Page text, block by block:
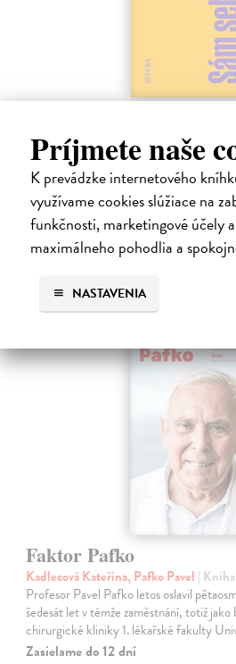
Príjmete naše
K prevádzke internetového
využívame cookies slúžiace na
funkčnosti, marketingové účely
maximálneho pohodlia a
NASTAVENIA
Seth Anil
Být sám sebou není tak jednoduché, jak se
nás pracují společně miliardy neuronů a
zkušenosti.
Na sklade
21,47 €
Faktor Pafko
Kadlecová Kateřina, Pafko Pavel | Kniha
Profesor Pavel Pafko letos oslavil
šedesát let v témže zaměstnání, totiž
chirurgické kliniky 1. lékařské fakulty
Zasielame do 12 dní